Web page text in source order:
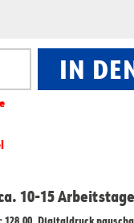
Gib den
IN
10-15
Digitaldruck